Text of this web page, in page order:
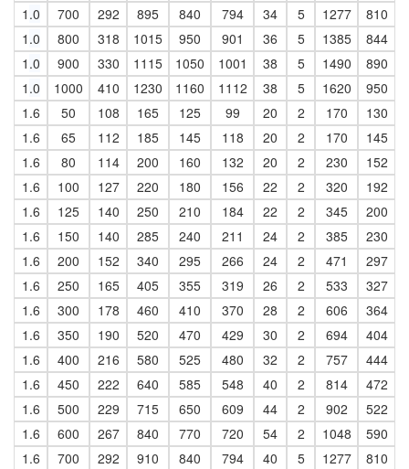
1 .0 700 292 895 840 794 34 5 1277
810
1 .0 800 318 1015 950 901 36 5 1385
844
1 .0 900 330 1115 1050 1001 38 5 1490
890
1 .0 1000 410 1230 1160 1112 38 5 1620
950
1.6
50 108 165 125 99 20 2 170
130
1.6
65 112 185 145 118 20 2 170
145
1.6
80 114 200 160 132 20 2 230
152
1.6
100 127 220 180 156 22 2 320
192
1.6
125 140 250 210 184 22 2 345
200
1.6
150 140 285 240 211 24 2 385
230
1.6
200 152 340 295 266 24 2 471
297
1.6
250 165 405 355 319 26 2 533
327
1.6
300 178 460 410 370 28 2 606
364
1.6
350 190 520 470 429 30 2 694
404
1.6
400 216 580 525 480 32 2 757
444
1.6
450 222 640 585 548 40 2 814
472
1.6
500 229 715 650 609 44 2 902
522
1.6
600 267 840 770 720 54 2 1048
590
1.6
700 292 910 840 794 40 5 1277
810